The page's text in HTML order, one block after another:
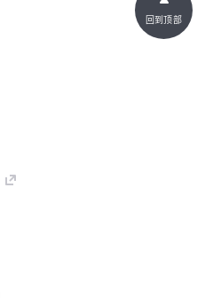
回到顶部